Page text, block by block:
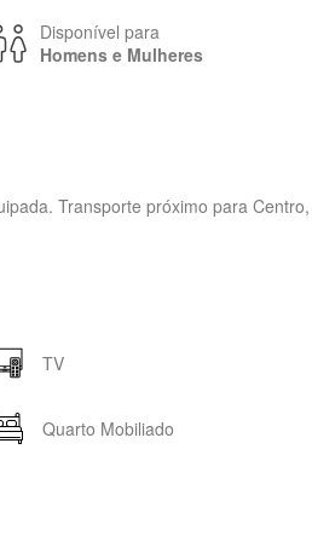
Disponível para
Homens e Mulheres
Transporte próximo para
TV
Quarto Mobiliado